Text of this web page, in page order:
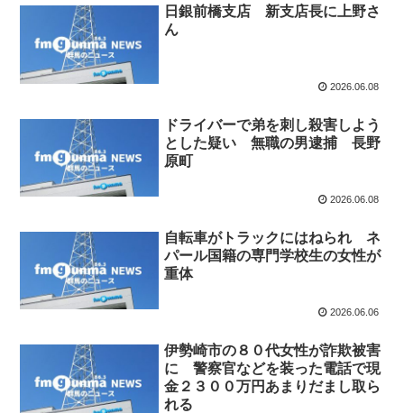
日銀前橋支店 新支店長に上野さ
ん
2026.06.08
ドライバーで弟を刺し殺害しよう
とした疑い 無職の男逮捕 長野
原町
2026.06.08
自転車がトラックにはねられ ネ
パール国籍の専門学校生の女性が
重体
2026.06.06
伊勢崎市の８０代女性が詐欺被害
に 警察官などを装った電話で現
金２３００万円あまりだまし取ら
れる